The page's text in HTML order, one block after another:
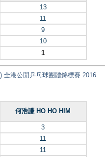
13
11
9
10
1
全港公開乒乓球團體錦標賽 2016
何浩謙 HO HO HIM
3
11
11